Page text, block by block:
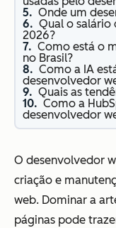
Onde um
Qual o salário
2026?
Como está o
no Brasil?
Como a IA
desenvolvedor
Quais as
Como a
desenvolvedor
O desenvolvedor
criação e
web. Dominar a
páginas pode